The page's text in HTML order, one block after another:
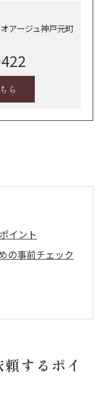
アージュ神戸元町
ら
イント
の事前チェック
確認ポイント一
業者の見分け方
を解説
するポイ